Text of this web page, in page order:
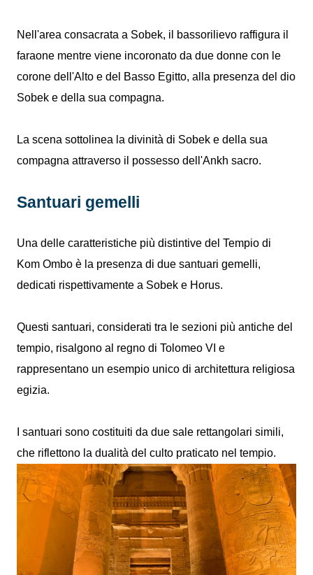
Nell'area consacrata a Sobek, il bassorilievo raffigura il
faraone mentre viene incoronato da due donne con le
corone dell'Alto e del Basso Egitto, alla presenza del dio
Sobek e della sua compagna.
La scena sottolinea la divinità di Sobek e della sua
compagna attraverso il possesso dell'Ankh sacro.
Santuari gemelli
Una delle caratteristiche più distintive del Tempio di
Kom Ombo è la presenza di due santuari gemelli,
dedicati rispettivamente a Sobek e Horus.
Questi santuari, considerati tra le sezioni più antiche del
tempio, risalgono al regno di Tolomeo VI e
rappresentano un esempio unico di architettura religiosa
egizia.
I santuari sono costituiti da due sale rettangolari simili,
che riflettono la dualità del culto praticato nel tempio.